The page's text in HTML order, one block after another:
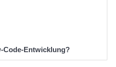
Code-Entwicklung?